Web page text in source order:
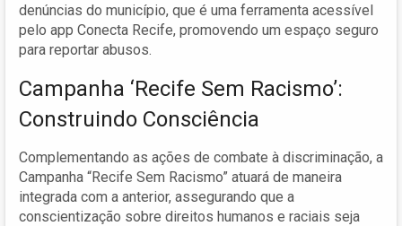
denúncias do município, que é uma ferramenta acessível
pelo app Conecta Recife, promovendo um espaço seguro
para reportar abusos.
Campanha ‘Recife Sem Racismo’:
Construindo Consciência
Complementando as ações de combate à discriminação, a
Campanha “Recife Sem Racismo” atuará de maneira
integrada com a anterior, assegurando que a
conscientização sobre direitos humanos e raciais seja